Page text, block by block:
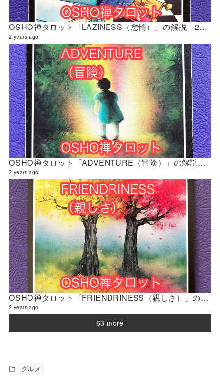
OSHO禅タロット「LAZINESS（怠惰）」の解説 2024年4月の門鑑定（修門）
2 years ago
OSHO禅タロット「ADVENTURE（冒険）」の解説 2024年4月の門鑑定（官門）
2 years ago
OSHO禅タロット「FRIENDRINESS（親しさ）」の解説 2024年3月の門鑑定（官門）
2 years ago
63 more
グルメ